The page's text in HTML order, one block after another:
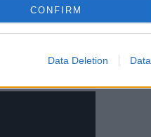
CONFIRM
Data Deletion
και τη